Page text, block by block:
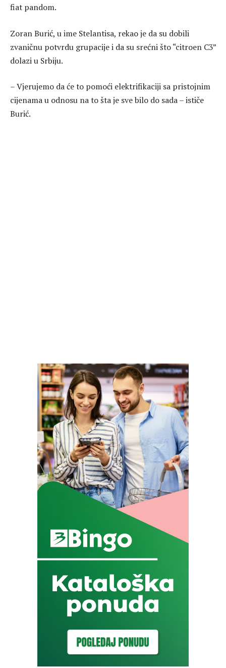
fiat pandom.
Zoran Burić, u ime Stelantisa, rekao je da su dobili
zvaničnu potvrdu grupacije i da su srećni što “citroen C3”
dolazi u Srbiju.
– Vjerujemo da će to pomoći elektrifikaciji sa pristojnim
cijenama u odnosu na to šta je sve bilo do sada – ističe
Burić.